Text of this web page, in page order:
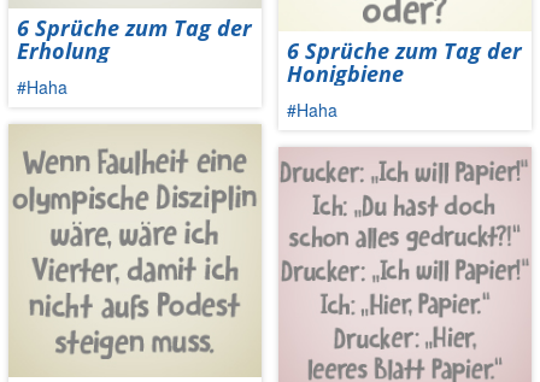
6 Sprüche zum Tag der
Erholung
#Haha
6 Sprüche zum Tag der
Honigbiene
#Haha